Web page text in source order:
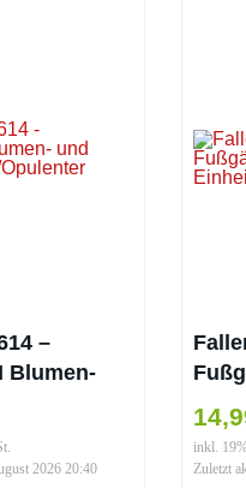
–
Blumen-
Garten
2026 20:40
inkl.
Zuletzt